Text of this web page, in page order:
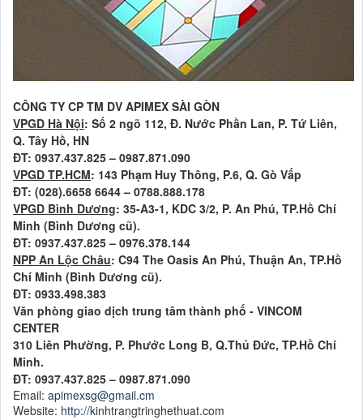
CÔNG TY CP TM DV APIMEX SÀI GÒN
VPGD Hà Nội: Số 2 ngõ 112, Đ. Nước Phần Lan, P. Tứ Liên,
Q. Tây Hồ, HN
ĐT: 0937.437.825 – 0987.871.090
VPGD TP.HCM: 143 Phạm Huy Thông, P.6, Q. Gò Vấp
ĐT: (028).6658 6644 – 0788.888.178
VPGD Bình Dương: 35-A3-1, KDC 3/2, P. An Phú, TP.Hồ Chí
Minh (Bình Dương cũ).
ĐT: 0937.437.825 – 0976.378.144
NPP An Lộc Châu: C94 The Oasis An Phú, Thuận An, TP.Hồ
Chí Minh (Bình Dương cũ).
ĐT: 0933.498.383
Văn phòng giao dịch trung tâm thành phố - VINCOM
CENTER
310 Liên Phường, P. Phước Long B, Q.Thủ Đức, TP.Hồ Chí
Minh.
ĐT: 0937.437.825 – 0987.871.090
Email: apimexsg@gmail.cm
Website: http://kinhtrangtringhethuat.com